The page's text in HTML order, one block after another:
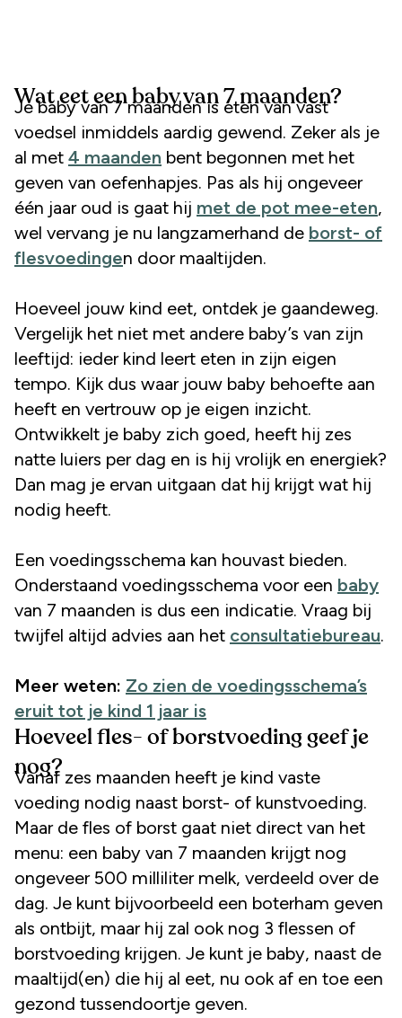
Wat eet een baby van 7 maanden?
Je baby van 7 maanden is eten van vast
voedsel inmiddels aardig gewend. Zeker als je
al met 4 maanden bent begonnen met het
geven van oefenhapjes. Pas als hij ongeveer
één jaar oud is gaat hij met de pot mee-eten,
wel vervang je nu langzamerhand de borst- of
flesvoedingen door maaltijden.
Hoeveel jouw kind eet, ontdek je gaandeweg.
Vergelijk het niet met andere baby’s van zijn
leeftijd: ieder kind leert eten in zijn eigen
tempo. Kijk dus waar jouw baby behoefte aan
heeft en vertrouw op je eigen inzicht.
Ontwikkelt je baby zich goed, heeft hij zes
natte luiers per dag en is hij vrolijk en energiek?
Dan mag je ervan uitgaan dat hij krijgt wat hij
nodig heeft.
Een voedingsschema kan houvast bieden.
Onderstaand voedingsschema voor een baby
van 7 maanden is dus een indicatie. Vraag bij
twijfel altijd advies aan het consultatiebureau.
Meer weten: Zo zien de voedingsschema’s
eruit tot je kind 1 jaar is
Hoeveel fles- of borstvoeding geef je
nog?
Vanaf zes maanden heeft je kind vaste
voeding nodig naast borst- of kunstvoeding.
Maar de fles of borst gaat niet direct van het
menu: een baby van 7 maanden krijgt nog
ongeveer 500 milliliter melk, verdeeld over de
dag. Je kunt bijvoorbeeld een boterham geven
als ontbijt, maar hij zal ook nog 3 flessen of
borstvoeding krijgen. Je kunt je baby, naast de
maaltijd(en) die hij al eet, nu ook af en toe een
gezond tussendoortje geven.